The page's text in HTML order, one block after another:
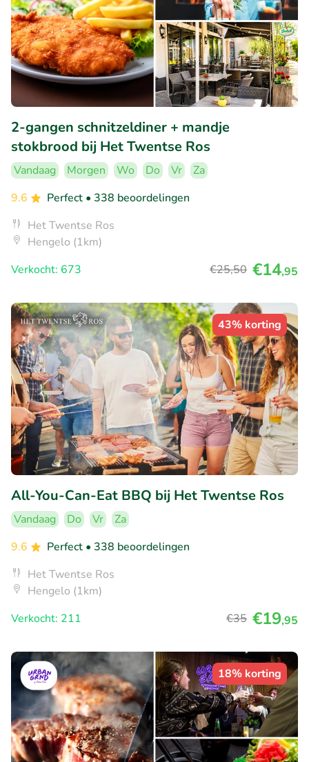
2-gangen schnitzeldiner + mandje
stokbrood bij Het Twentse Ros
Vandaag Morgen Wo Do Vr
Za
9.6
Perfect • 338 beoordelingen
Het Twentse Ros
Hengelo (1km)
Verkocht: 673
€25,50 €14,95
43% korting
All-You-Can-Eat BBQ bij Het Twentse Ros
Vandaag Do Vr
Za
9.6
Perfect • 338 beoordelingen
Het Twentse Ros
Hengelo (1km)
Verkocht: 211
€35 €19,95
18% korting